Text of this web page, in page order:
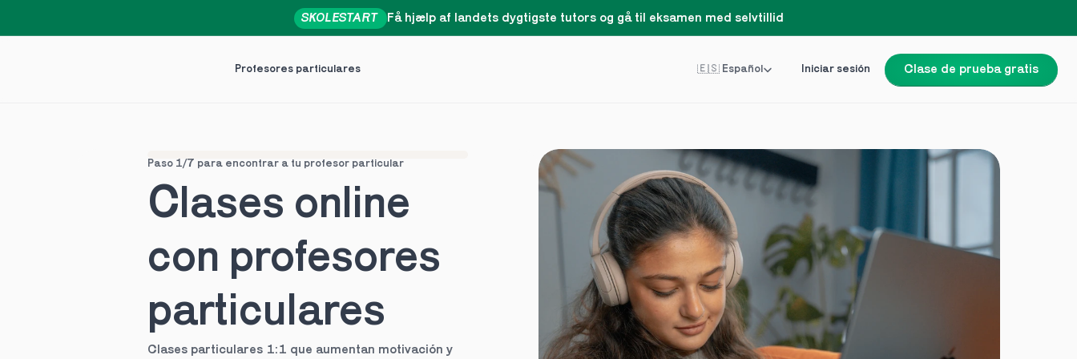
Profesores particulares Iniciar sesión Clase de prueba gratis
🇪🇸 Español
Få hjælp af landets dygtigste tutors og gå til eksamen med selvtillid
SKOLESTART
Paso 1/7 para encontrar a tu profesor particular
Clases online
con profesores
particulares
Clases particulares 1:1 que aumentan motivación y